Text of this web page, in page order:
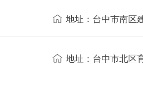
地址：台中市南区
地址：台中市北区